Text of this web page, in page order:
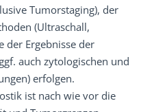
Tumorstaging), der
(Ultraschall,
der Ergebnisse der
auch zytologischen und
erfolgen.
ist nach wie vor die